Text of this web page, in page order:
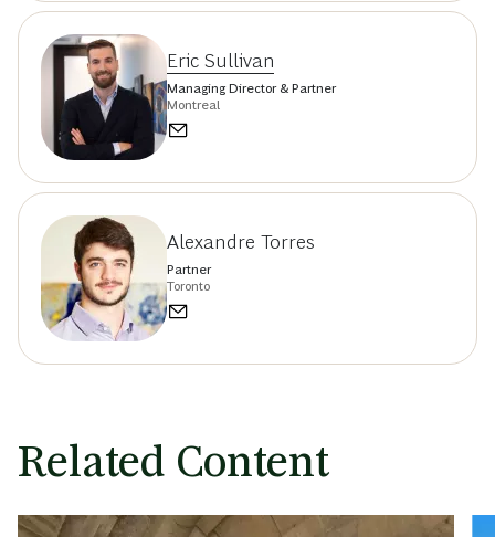
Eric Sullivan
Managing Director & Partner
Montreal
Alexandre Torres
Partner
Toronto
Related Content